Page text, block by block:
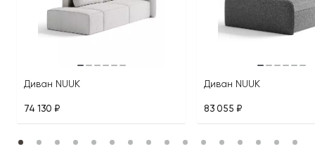
Диван NUUK
74 130 ₽
Диван NUUK
83 055 ₽